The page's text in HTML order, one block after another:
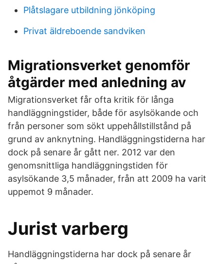
Plåtslagare utbildning jönköping
Privat äldreboende sandviken
Migrationsverket genomför
åtgärder med anledning av
Migrationsverket får ofta kritik för långa
handläggningstider, både för asylsökande och
från personer som sökt uppehållstillstånd på
grund av anknytning. Handläggningstiderna har
dock på senare år gått ner. 2012 var den
genomsnittliga handläggningstiden för
asylsökande 3,5 månader, från att 2009 ha varit
uppemot 9 månader.
Jurist varberg
Handläggningstiderna har dock på senare år